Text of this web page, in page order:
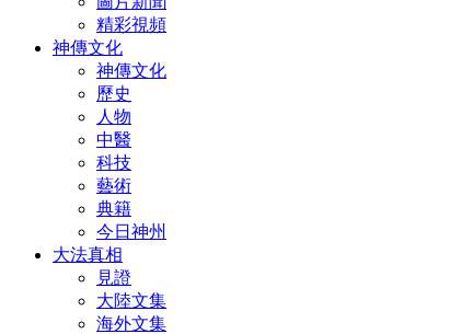
精彩視頻
神傳文化
神傳文化
歷史
人物
中醫
科技
藝術
典籍
今日神州
大法真相
見證
大陸文集
海外文集